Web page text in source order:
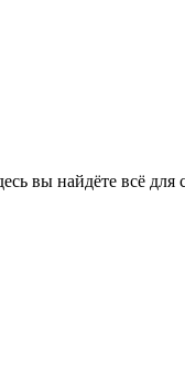
вы найдёте всё для